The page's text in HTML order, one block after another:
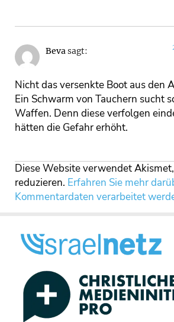
Bevasagt:
Nicht das versenkte Boot aus den
Ein Schwarm von Tauchern sucht
Waffen. Denn diese verfolgen
hätten die Gefahr erhöht.
Diese Website verwendet
reduzieren. Erfahren Sie mehr
Kommentardaten verarbeitet